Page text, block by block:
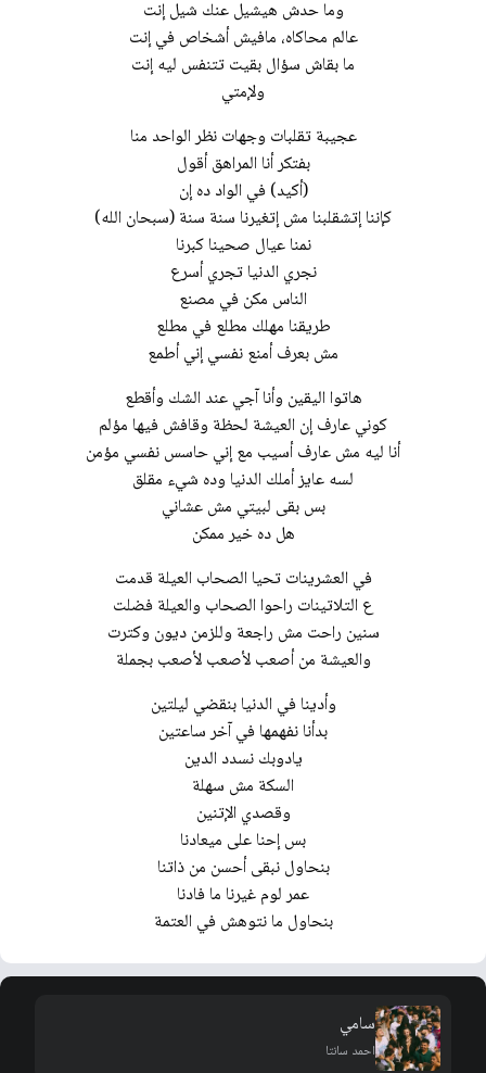
وما حدش هيشيل عنك شيل إنت
عالم محاكاه، مافيش أشخاص في إنت
ما بقاش سؤال بقيت تتنفس ليه إنت
ولإمتي
عجيبة تقلبات وجهات نظر الواحد منا
بفتكر أنا المراهق أقول
(أكيد) في الواد ده إن
كإننا إتشقلبنا مش إتغيرنا سنة سنة (سبحان الله)
نمنا عيال صحينا كبرنا
نجري الدنيا تجري أسرع
الناس مكن في مصنع
طريقنا مهلك مطلع في مطلع
مش بعرف أمنع نفسي إني أطمع
هاتوا اليقين وأنا آجي عند الشك وأقطع
كوني عارف إن العيشة لحظة وقافش فيها مؤلم
أنا ليه مش عارف أسيب مع إني حاسس نفسي مؤمن
لسه عايز أملك الدنيا وده شيء مقلق
بس بقى لبيتي مش عشاني
هل ده خير ممكن
في العشرينات تحيا الصحاب العيلة قدمت
ع التلاتينات راحوا الصحاب والعيلة فضلت
سنين راحت مش راجعة وللزمن ديون وكترت
والعيشة من أصعب لأصعب لأصعب بجملة
وأدينا في الدنيا بنقضي ليلتين
بدأنا نفهمها في آخر ساعتين
يادوبك نسدد الدين
السكة مش سهلة
وقصدي الإتنين
بس إحنا على ميعادنا
بنحاول نبقى أحسن من ذاتنا
عمر لوم غيرنا ما فادنا
بنحاول ما نتوهش في العتمة
سامي
احمد سانتا